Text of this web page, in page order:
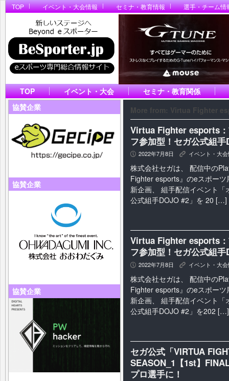
TOP イベント・大会情報 セミナ・教育情報 選手・チーム情
TOP イベント・大会
セミナ・教育関係
協賛企業
協賛企業
協賛企業
More from: Virtua Fighter
Virtua Fighter esports：
フ参加型！セガ公式組
P 2022年7月8日 K イベント・大
株式会社セガは、 配信中の
Fighter esports』のeスポー
新企画、 組手配信イベント
公式組手DOJO #2」を 20 […]
Virtua Fighter esports：
フ参加型！セガ公式組
P 2022年7月8日 K イベント・大
株式会社セガは、 配信中の
Fighter esports』のeスポー
新企画、 組手配信イベント
公式組手DOJO #2」を202 […]
セガ公式「VIRTUA
SEASON_1【1st】
プロ選手に！